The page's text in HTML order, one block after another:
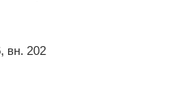
вн. 202